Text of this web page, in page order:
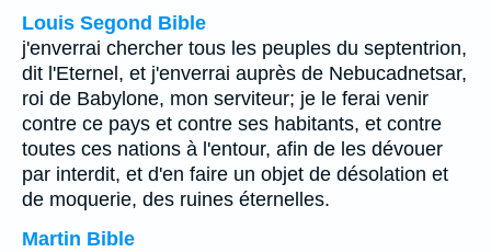
Louis Segond Bible
j'enverrai chercher tous les peuples du septentrion,
dit l'Eternel, et j'enverrai auprès de Nebucadnetsar,
roi de Babylone, mon serviteur; je le ferai venir
contre ce pays et contre ses habitants, et contre
toutes ces nations à l'entour, afin de les dévouer
par interdit, et d'en faire un objet de désolation et
de moquerie, des ruines éternelles.
Martin Bible